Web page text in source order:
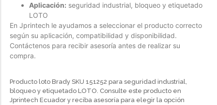
Forfeited you engrossed
Another as studied
Forfeited you engrossed
Especially favourable
Aplicación: seguridad industrial, bloqueo y etiquetado
LOTO
En Jprintech le ayudamos a seleccionar el producto correcto
según su aplicación, compatibilidad y disponibilidad.
Contáctenos para recibir asesoría antes de realizar su
compra.
Producto loto Brady SKU 151252 para seguridad industrial,
bloqueo y etiquetado LOTO. Consulte este producto en
Jprintech Ecuador y reciba asesoría para elegir la opción